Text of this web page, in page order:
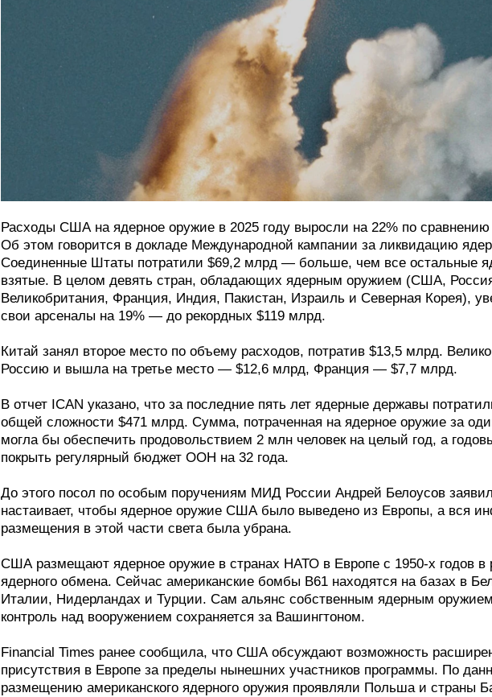
Расходы США на ядерное оружие в 2025 году выросли на 22% по
Об этом говорится в докладе Международной кампании за ликвидацию
Соединенные Штаты потратили $69,2 млрд — больше, чем все остальные
взятые. В целом девять стран, обладающих ядерным оружием (США,
Великобритания, Франция, Индия, Пакистан, Израиль и Северная Корея),
свои арсеналы на 19% — до рекордных $119 млрд.
Китай занял второе место по объему расходов, потратив $13,5 млрд.
Россию и вышла на третье место — $12,6 млрд, Франция — $7,7 млрд.
В отчет ICAN указано, что за последние пять лет ядерные державы
общей сложности $471 млрд. Сумма, потраченная на ядерное оружие за
могла бы обеспечить продовольствием 2 млн человек на целый год, а
покрыть регулярный бюджет ООН на 32 года.
До этого посол по особым поручениям МИД России Андрей Белоусов
настаивает, чтобы ядерное оружие США было выведено из Европы, а вся
размещения в этой части света была убрана.
США размещают ядерное оружие в странах НАТО в Европе с 1950-х годов в
ядерного обмена. Сейчас американские бомбы B61 находятся на базах в
Италии, Нидерландах и Турции. Сам альянс собственным ядерным
контроль над вооружением сохраняется за Вашингтоном.
Financial Times ранее сообщила, что США обсуждают возможность
присутствия в Европе за пределы нынешних участников программы. По
размещению американского ядерного оружия проявляли Польша и страны